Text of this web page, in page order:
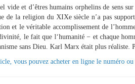
vide et d’êtres humains orphelins de sens
de la religion du XIXe siècle n’a pas
et le véritable accomplissement de
le fait que l‘humanité − et chaque
sans Dieu. Karl Marx était plus réaliste.
vous pouvez acheter en ligne le numéro ou